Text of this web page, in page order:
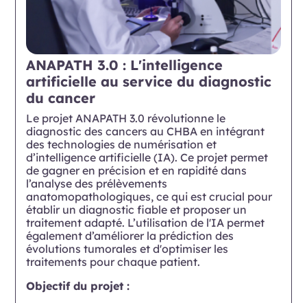
ANAPATH 3.0 : L'intelligence
artificielle au service du diagnostic
du cancer
Le projet ANAPATH 3.0 révolutionne le
diagnostic des cancers au CHBA en intégrant
des technologies de numérisation et
d’intelligence artificielle (IA). Ce projet permet
de gagner en précision et en rapidité dans
l’analyse des prélèvements
anatomopathologiques, ce qui est crucial pour
établir un diagnostic fiable et proposer un
traitement adapté. L’utilisation de l'IA permet
également d’améliorer la prédiction des
évolutions tumorales et d'optimiser les
traitements pour chaque patient.
Objectif du projet :